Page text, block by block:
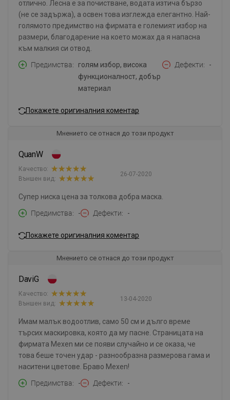
отлично. Лесна е за почистване, водата изтича бързо
(не се задържа), а освен това изглежда елегантно. Най-
голямото предимство на фирмата е големият избор на
размери, благодарение на което можах да я напасна
към малкия си отвод.
Предимства
голям избор, висока
функционалност, добър
материал
Дефекти -
Покажете оригиналния коментар
Мнението се отнася до този продукт
QuanW
26-07-2020
Качество:
Външен вид:
Супер ниска цена за толкова добра маска.
Предимства
- Дефекти -
Покажете оригиналния коментар
Мнението се отнася до този продукт
DaviG
13-04-2020
Качество:
Външен вид:
Имам малък водоотлив, само 50 см и дълго време
търсих маскировка, която да му пасне. Страницата на
фирмата Mexen ми се появи случайно и се оказа, че
това беше точен удар - разнообразна размерова гама и
наситени цветове. Браво Mexen!
Предимства
- Дефекти -